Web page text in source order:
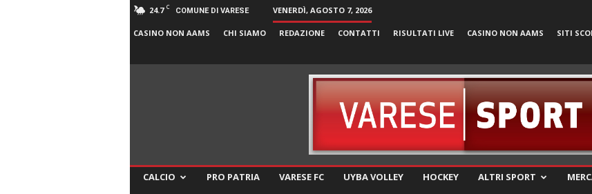
24.7 C COMUNE DI VARESE VENERDÌ, AGOSTO 7, 2026
CASINO NON AAMS CHI SIAMO REDAZIONE CONTATTI RISULTATI LIVE CASINO NON AAMS SITI
CALCIO PRO PATRIA VARESE FC UYBA VOLLEY HOCKEY ALTRI SPORT